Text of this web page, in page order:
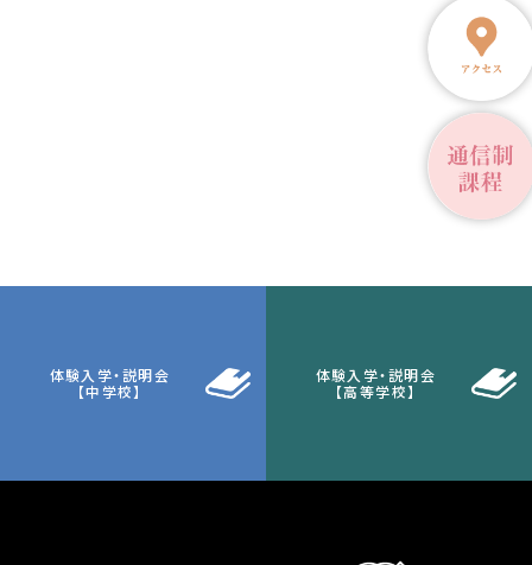
体験入学・説明会
【中学校】
体験入学・説明会
【高等学校】